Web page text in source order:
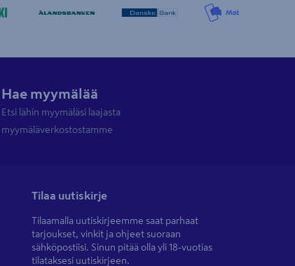
Hae myymälää
Etsi lähin myymäläsi laajasta
myymäläverkostostamme
Tilaa uutiskirje
Tilaamalla uutiskirjeemme saat parhaat
tarjoukset, vinkit ja ohjeet suoraan
sähköpostiisi. Sinun pitää olla yli 18-vuotias
tilataksesi uutiskirjeen.